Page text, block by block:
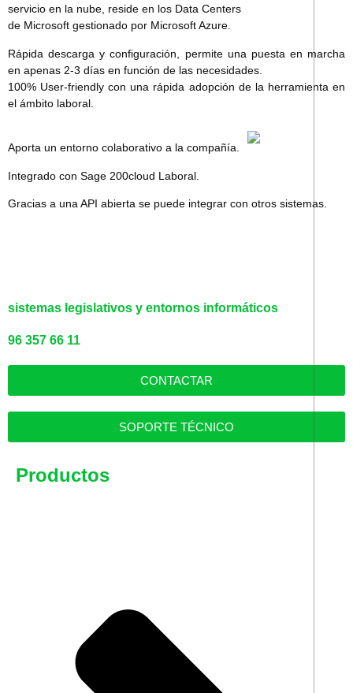
servicio en la nube, reside en los Data Centers
de Microsoft gestionado por Microsoft Azure.
Rápida descarga y configuración, permite una puesta en marcha
en apenas 2-3 días en función de las necesidades.
100% User-friendly con una rápida adopción de la herramienta en
el ámbito laboral.
Aporta un entorno colaborativo a la compañía.
Integrado con Sage 200cloud Laboral
Gracias a una API abierta se puede integrar con otros sistemas.
sistemas legislativos y entornos informáticos
96 357 66 11
CONTACTAR
SOPORTE TÉCNICO
Productos